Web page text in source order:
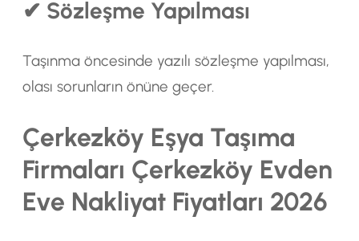
✔ Sözleşme Yapılması
Taşınma öncesinde yazılı sözleşme yapılması,
olası sorunların önüne geçer.
Çerkezköy Eşya Taşıma
Firmaları Çerkezköy Evden
Eve Nakliyat Fiyatları 2026